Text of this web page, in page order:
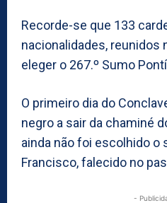
Recorde-se que 133
nacionalidades, reunidos
eleger o 267.º Sumo
O primeiro dia do
negro a sair da chaminé
ainda não foi escolhido o
Francisco, falecido no
-